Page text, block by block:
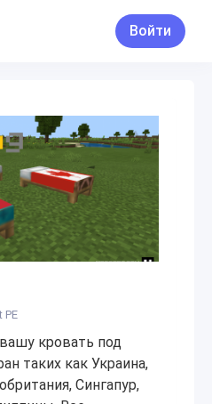
Войти
кровать под
таких как Украина,
Сингапур,